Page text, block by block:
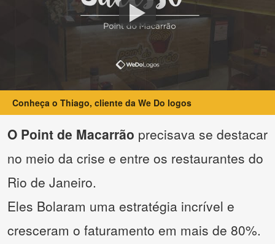
Conheça o Thiago, cliente da We Do logos
O Point de Macarrão precisava se destacar
no meio da crise e entre os restaurantes do
Rio de Janeiro.
Eles Bolaram uma estratégia incrível e
cresceram o faturamento em mais de 80%.